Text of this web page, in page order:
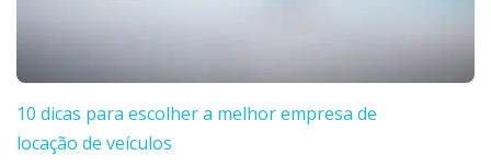
10 dicas para escolher a melhor empresa de
locação de veículos